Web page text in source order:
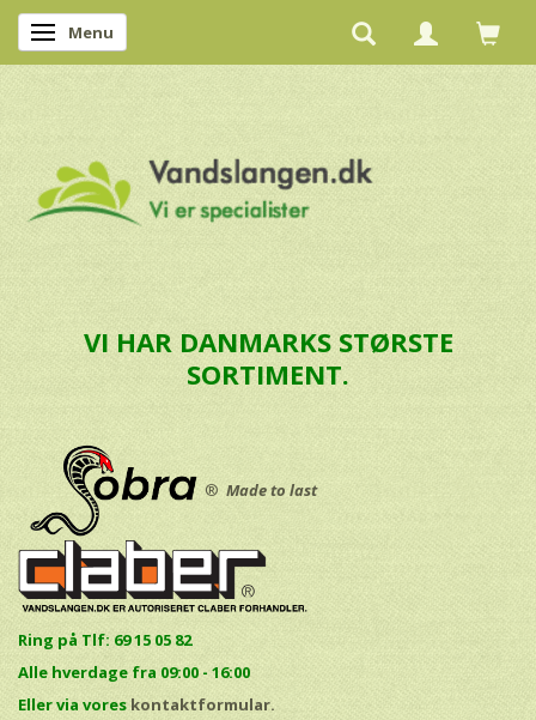
Skifte navigation
Menu
VI HAR DANMARKS STØRSTE
SORTIMENT.
® Made to last
Ring på Tlf: 69 15 05 82
Alle hverdage fra 09:00 - 16:00
Eller via vores kontaktformular.